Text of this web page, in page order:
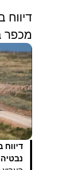
מכפר
נבטיה